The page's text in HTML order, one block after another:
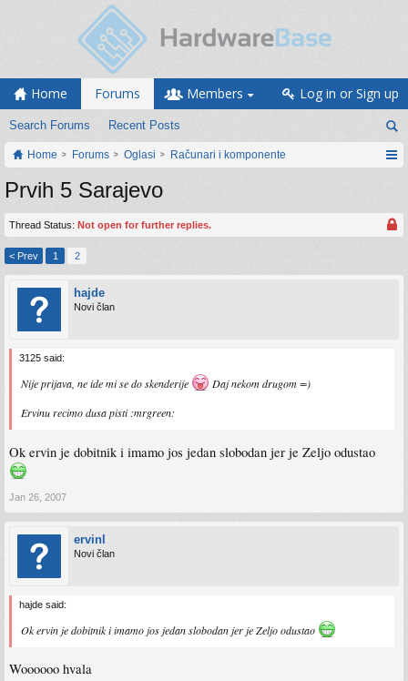
Home Forums
Search Forums Recent Posts
Members Log in or Sign up
Home Forums Oglasi Računari i komponente
Prvih 5 Sarajevo
Thread Status: Not open for further replies.
< Prev 1 2
hajde
Novi član
3125 said:
Nije prijava, ne ide mi se do skenderije
Daj nekom drugom =)
Ervinu recimo dusa pisti :mrgreen:
Ok ervin je dobitnik i imamo jos jedan slobodan jer je Zeljo odustao
Jan 26, 2007
ervinl
Novi član
hajde said:
Ok ervin je dobitnik i imamo jos jedan slobodan jer je Zeljo odustao
Woooooo hvala